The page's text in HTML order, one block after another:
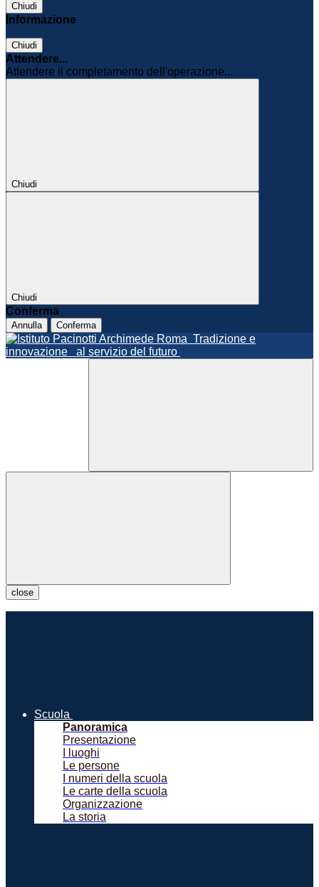
Chiudi
Informazione
Chiudi
Attendere...
Attendere il completamento dell'operazione...
Chiudi
Chiudi
Conferma
Annulla Conferma
Roma Tradizione e
innovazione
al servizio del futuro
close
Scuola
Panoramica
Presentazione
I luoghi
Le persone
I numeri della scuola
Le carte della scuola
Organizzazione
La storia